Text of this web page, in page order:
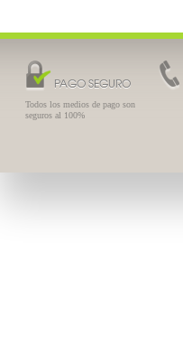
PAGO SEGURO
Todos los medios de pago son
seguros al 100%